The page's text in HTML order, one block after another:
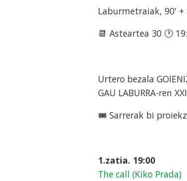
Laburmetraiak, 90' +
📆 Asteartea 30 🕐
Urtero bezala
GAU LABURRA-ren
🎟 Sarrerak bi
1.zatia. 19:00
The call (Kiko Prada)